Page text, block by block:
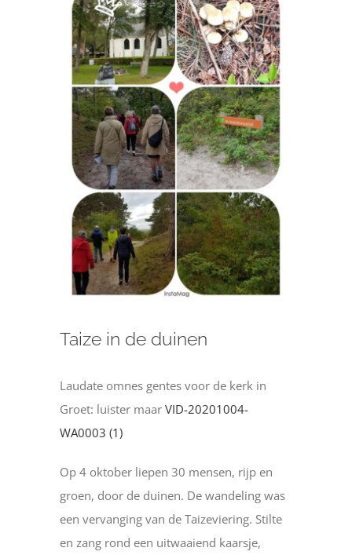
afbeelding
Taize in de duinen
Laudate omnes gentes voor de kerk in
Groet: luister maarVID-20201004-
WA0003 (1)
Op 4 oktober liepen 30 mensen, rijp en
groen, door de duinen. De wandeling was
een vervanging van de Taizeviering. Stilte
en zang rond een uitwaaiend kaarsje,